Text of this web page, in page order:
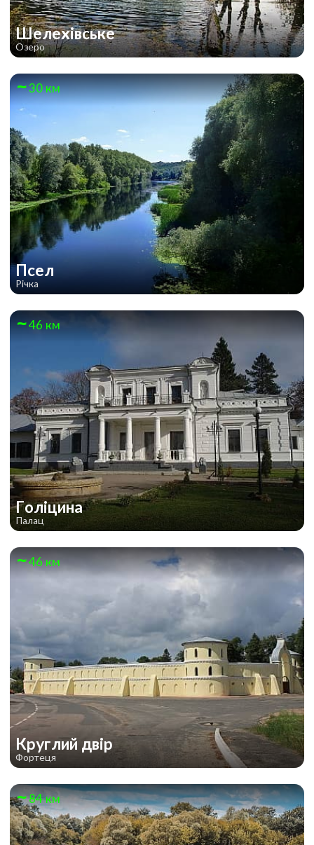
Шелехівське
Озеро
30 км
Псел
Річка
46 км
Голіцина
Палац
46 км
Круглий двір
Фортеця
84 км